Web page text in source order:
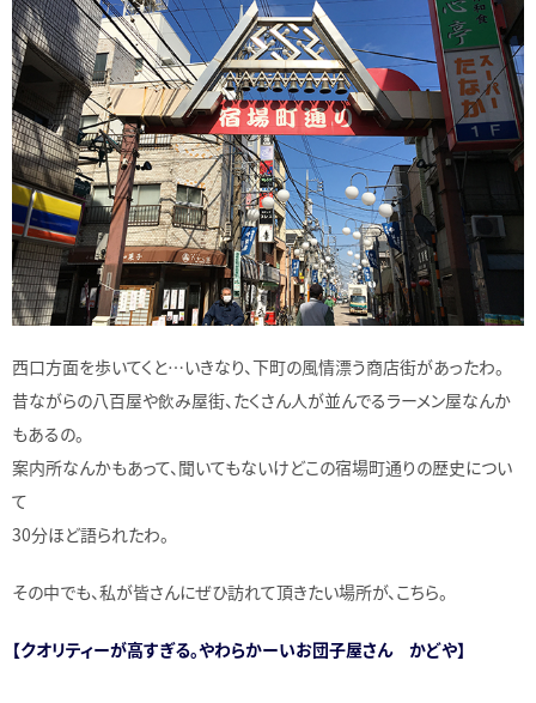
西口方面を歩いてくと…いきなり、下町の風情漂う商店街があったわ。
昔ながらの八百屋や飲み屋街、たくさん人が並んでるラーメン屋なんか
もあるの。
案内所なんかもあって、聞いてもないけどこの宿場町通りの歴史につい
て
30分ほど語られたわ。
その中でも、私が皆さんにぜひ訪れて頂きたい場所が、こちら。
【クオリティーが高すぎる。やわらかーいお団子屋さん かどや】